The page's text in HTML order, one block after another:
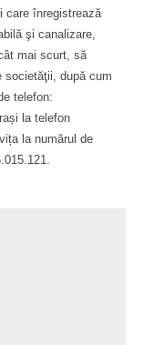
care înregistrează
şi canalizare,
mai scurt, să
societăţii, după cum
telefon:
la telefon
la numărul de